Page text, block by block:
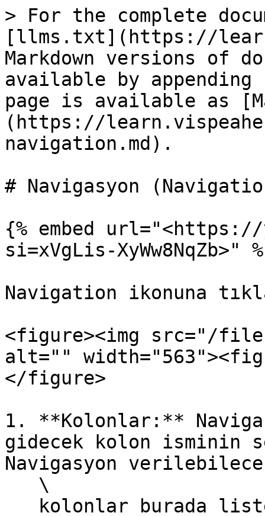
> For the complete
[llms.txt](https://
Markdown versions of
available by
page is available as
(https://
navigation.md).
# Navigasyon
{% embed url="<https://
si=xVgLis-XyWw8NqZb>"
Navigation ikonuna
<figure><img src="/files/
alt=""
</figure>
1. **Kolonlar:**
gidecek kolon isminin
Navigasyon